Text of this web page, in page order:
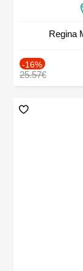
Regina
-16%
25.57€